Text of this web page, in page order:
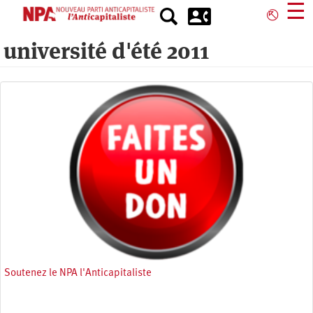
content
⎋ ☰
université d'été 2011
Soutenez le NPA l'Anticapitaliste